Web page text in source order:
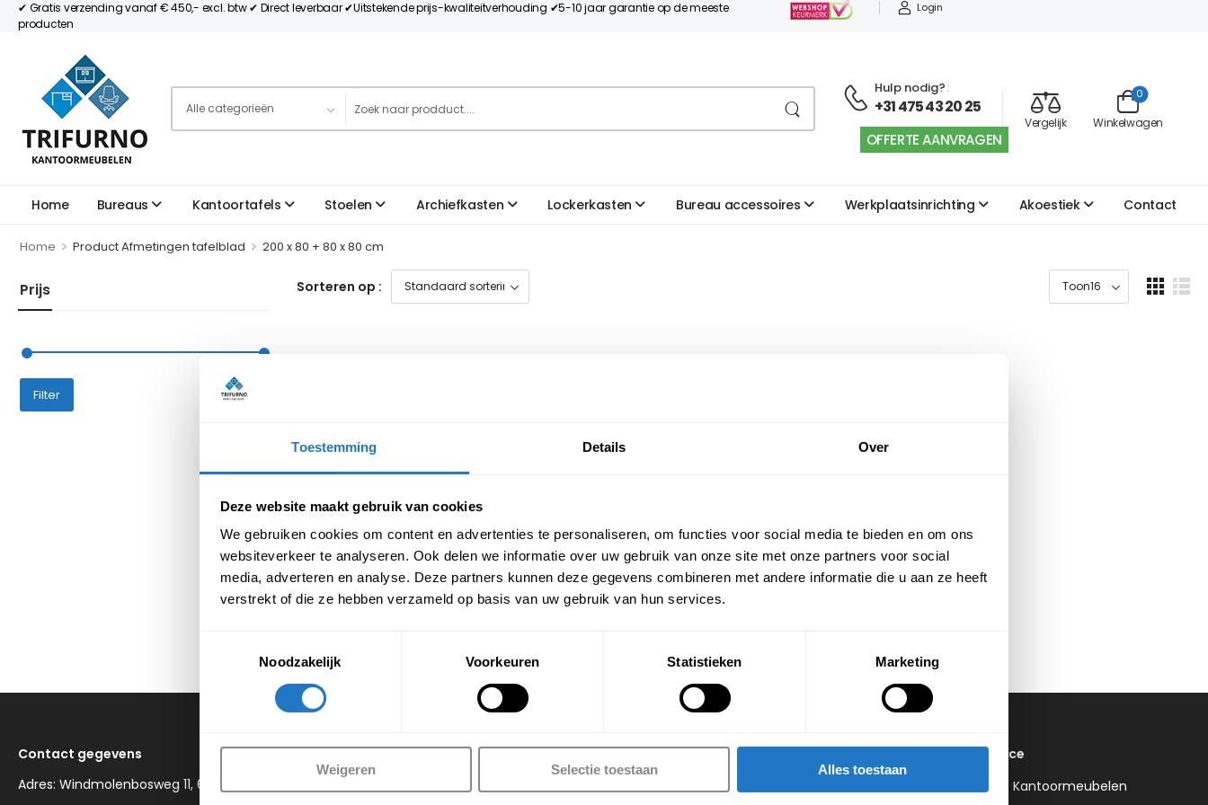
Toestemming Details Over
Deze website maakt gebruik van cookies
We gebruiken cookies om content en advertenties te personaliseren, om functies voor social media te bieden en om ons
websiteverkeer te analyseren. Ook delen we informatie over uw gebruik van onze site met onze partners voor social
media, adverteren en analyse. Deze partners kunnen deze gegevens combineren met andere informatie die u aan ze heeft
verstrekt of die ze hebben verzameld op basis van uw gebruik van hun services.
Noodzakelijk
Voorkeuren Statistieken Marketing
Weigeren Selectie toestaan Alles toestaan
✔ Gratis verzending vanaf € 450,- excl. btw ✔ Direct leverbaar ✔Uitstekende prijs-kwaliteitverhouding ✔5-10 jaar garantie op de meeste
producten
Login
Hulp nodig? :
+31 475 43 20 25
OFFERTE AANVRAGEN
Vergelijk Winkelwagen
0
Home Bureaus Kantoortafels Stoelen Archiefkasten Lockerkasten Bureau accessoires Werkplaatsinrichting Akoestiek Contact
Home > Product Afmetingen tafelblad > 200 x 80 + 80 x 80 cm
Prijs
Filter Prijs:
Sorteren op :
Elektrisch hoekbureau – TD
Advanced-Edge
€ 899,00
Hoog laag hoekbureau – TD
€ 799,00
Contact gegevens
Adres: Windmolenbosweg 11, 6081 PE in Haelen
Account
Mijn account
Waarom Trifurno?
Snelle levertijd
Klantenservice
Over Trifurno Kantoormeubelen